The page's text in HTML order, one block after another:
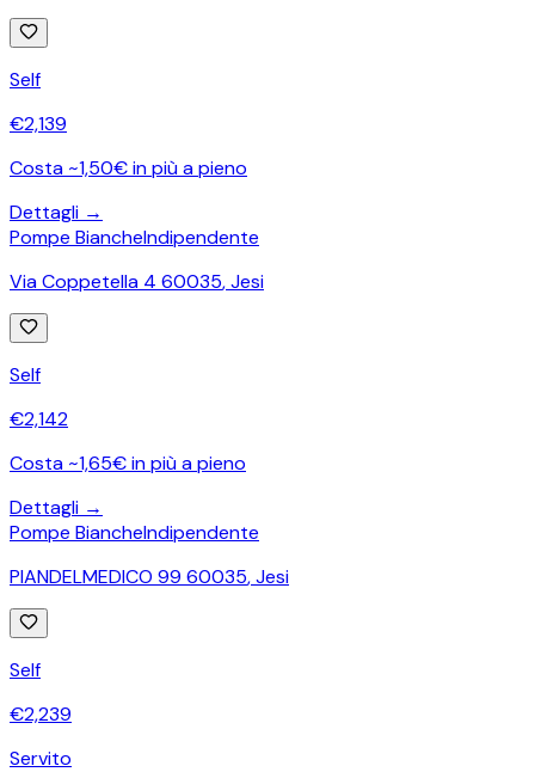
Self
€2,139
Costa ~1,50€ in più a pieno
Dettagli →
Pompe BiancheIndipendente
Via Coppetella 4 60035,Jesi
Self
€2,142
Costa ~1,65€ in più a pieno
Dettagli →
Pompe BiancheIndipendente
PIANDELMEDICO 99 60035,Jesi
Self
€2,239
Servito